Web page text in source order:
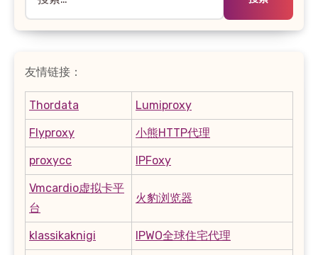
索：
友情链接：
Thordata Lumiproxy
Flyproxy 小熊HTTP代理
proxycc IPFoxy
Vmcardio虚拟卡平
台
火豹浏览器
klassikaknigi IPWO全球住宅代理